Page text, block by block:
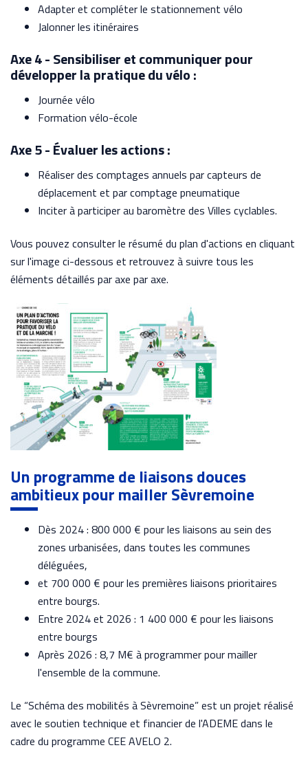
Adapter et compléter le stationnement vélo
Jalonner les itinéraires
Axe 4 - Sensibiliser et communiquer pour
développer la pratique du vélo :
Journée vélo
Formation vélo-école
Axe 5 - Évaluer les actions :
Réaliser des comptages annuels par capteurs de
déplacement et par comptage pneumatique
Inciter à participer au baromètre des Villes cyclables.
Vous pouvez consulter le résumé du plan d'actions en cliquant
sur l'image ci-dessous et retrouvez à suivre tous les
éléments détaillés par axe par axe.
Un programme de liaisons douces
ambitieux pour mailler Sèvremoine
Dès 2024 : 800 000 € pour les liaisons au sein des
zones urbanisées, dans toutes les communes
déléguées,
et 700 000 € pour les premières liaisons prioritaires
entre bourgs.
Entre 2024 et 2026 : 1 400 000 € pour les liaisons
entre bourgs
Après 2026 : 8,7 M€ à programmer pour mailler
l'ensemble de la commune.
Le “Schéma des mobilités à Sèvremoine” est un projet réalisé
avec le soutien technique et financier de l'ADEME dans le
cadre du programme CEE AVELO 2.